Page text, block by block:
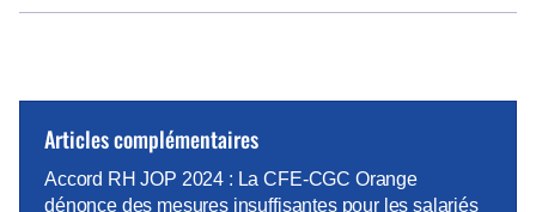
Articles complémentaires
Accord RH JOP 2024 : La CFE-CGC Orange
dénonce des mesures insuffisantes pour les salariés